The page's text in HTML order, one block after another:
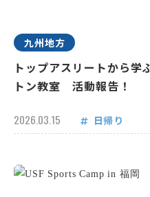
九州地方
トップアスリートから学
トン教室 活動報告！
2026.03.15 日帰り